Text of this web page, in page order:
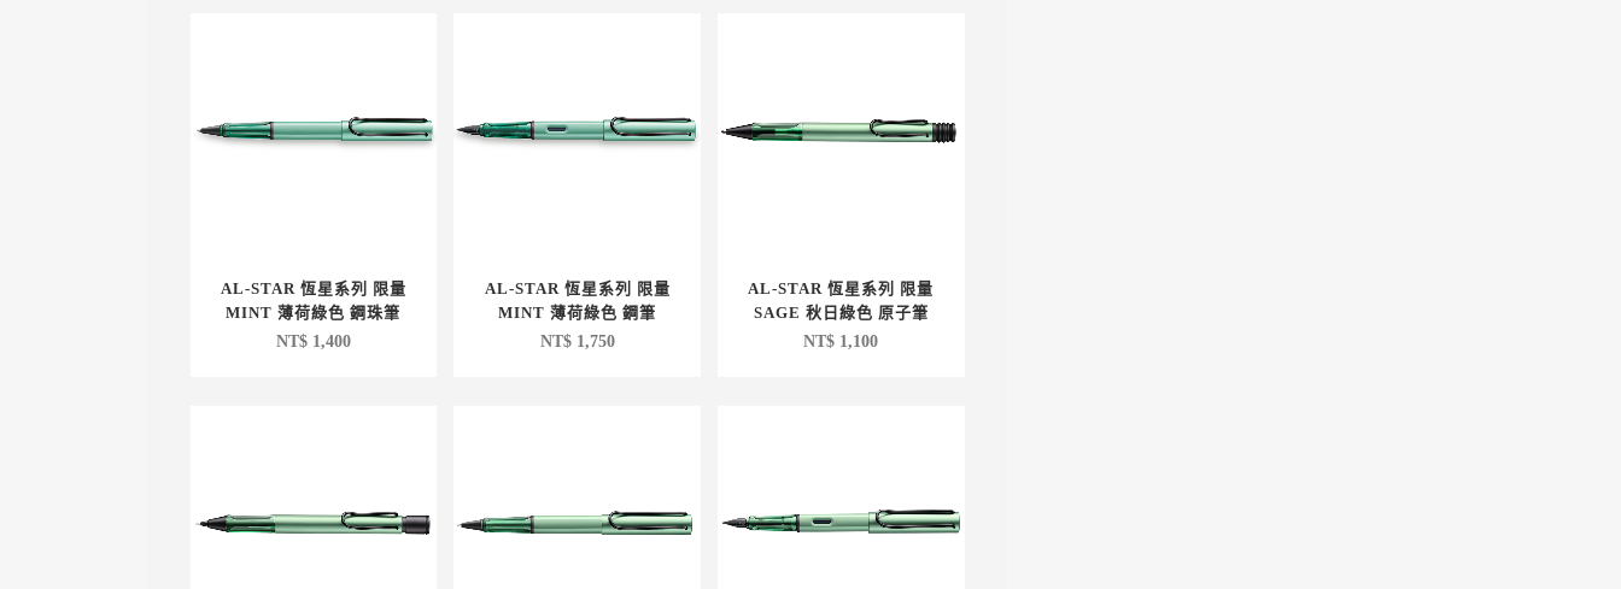
AL-STAR 恆星系列 限量
MINT 薄荷綠色 鋼珠筆
NT$1,400
AL-STAR 恆星系列 限量
MINT 薄荷綠色 鋼筆
NT$1,750
AL-STAR 恆星系列 限量
SAGE 秋日綠色 原子筆
NT$ 1,100